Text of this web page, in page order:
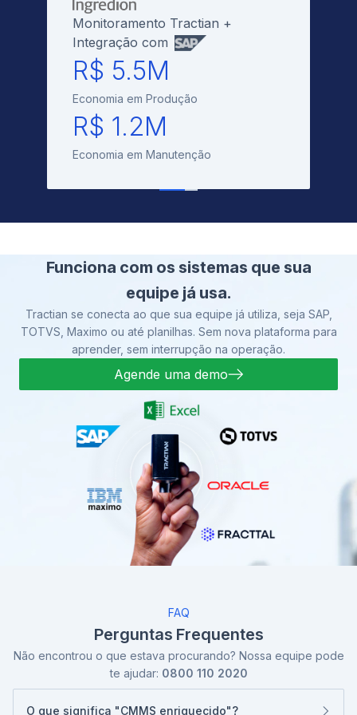
Monitoramento Tractian +
Integração com
R$ 5.5M
Economia em Produção
R$ 1.2M
Economia em Manutenção
Funciona com os sistemas que sua
equipe já usa.
Tractian se conecta ao que sua equipe já utiliza, seja SAP,
TOTVS, Maximo ou até planilhas. Sem nova plataforma para
aprender, sem interrupção na operação.
Agende uma demo
FAQ
Perguntas Frequentes
Não encontrou o que estava procurando? Nossa equipe pode
te ajudar: 0800 110 2020
O que significa "CMMS enriquecido"?